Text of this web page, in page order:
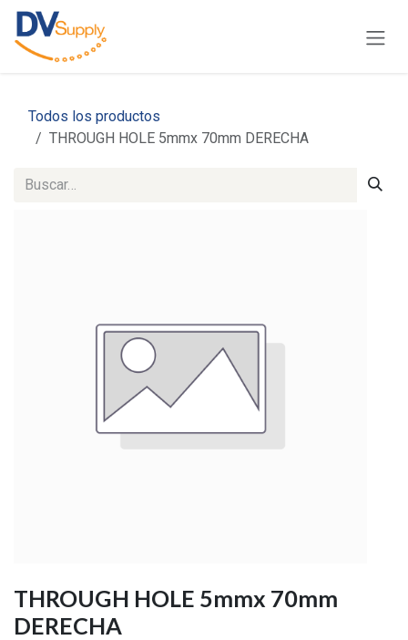
Ir al contenido
Todos los productos
THROUGH HOLE 5mmx 70mm DERECHA
THROUGH HOLE 5mmx 70mm
DERECHA